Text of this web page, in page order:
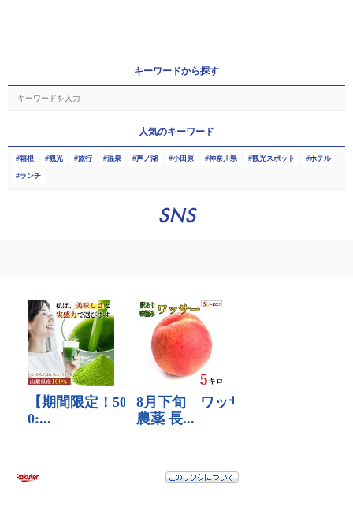
キーワードから探す
人気のキーワード
箱根 観光 旅行 温泉 芦ノ湖 小田原 神奈川県 観光スポット ホテル
ランチ
SNS